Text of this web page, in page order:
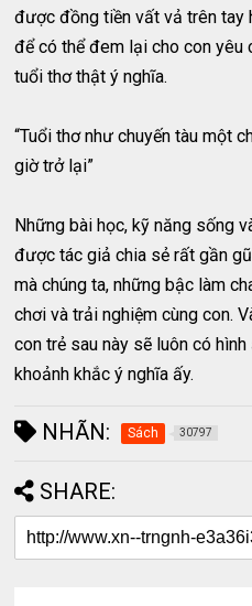
được đồng tiền vất vả trên tay
để có thể đem lại cho con yêu
tuổi thơ thật ý nghĩa.
“Tuổi thơ như chuyến tàu một
giờ trở lại”
Những bài học, kỹ năng sống
được tác giả chia sẻ rất gần
mà chúng ta, những bậc làm
chơi và trải nghiệm cùng con.
con trẻ sau này sẽ luôn có
khoảnh khắc ý nghĩa ấy.
NHÃN: Sách 30797
SHARE: